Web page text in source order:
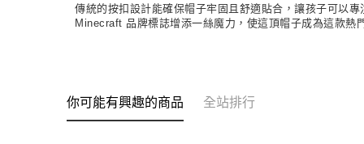
傳統的按扣設計能確保帽子牢固且舒適貼合，讓孩子可以
Minecraft 品牌標誌增添一絲魔力，使這頂帽子成為這款
你可能有興趣的商品 全站排行